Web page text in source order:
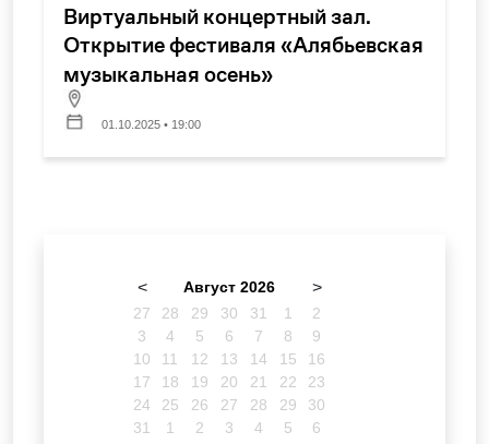
Виртуальный концертный зал.
Открытие фестиваля «Алябьевская
музыкальная осень»
01.10.2025 • 19:00
< Август 2026 >
27 28 29 30 31 1
2
3
4 5 6 7 8
9
10
11 12 13 14 15
16
17
18 19 20 21 22
23
24
25 26 27 28 29
30
31
1 2 3 4 5 6